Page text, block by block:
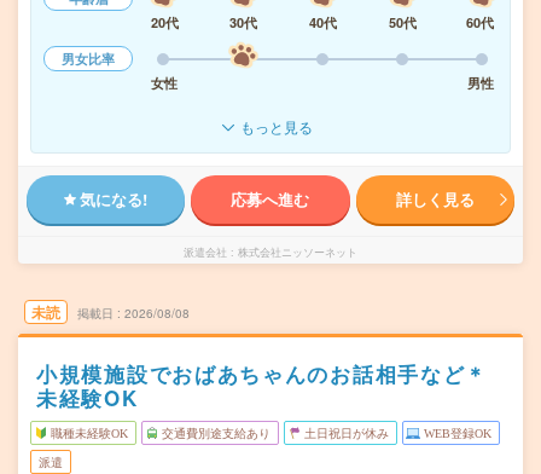
20代
30代 40代 50代
60代
男女比率
女性
男性
もっと見る
気になる! 応募へ進む 詳しく見る
派遣会社 株式会社ニッソーネット
未読 掲載日 2026/08/08
小規模施設でおばあちゃんのお話相手など＊
未経験OK
職種未経験OK 交通費別途支給あり 土日祝日が休み WEB登録OK
派遣